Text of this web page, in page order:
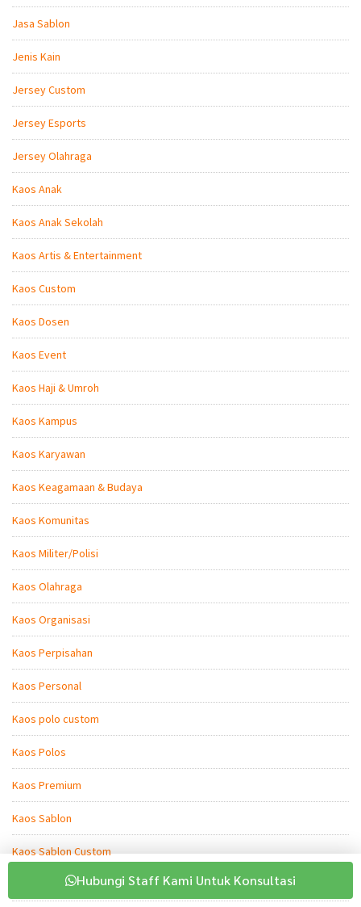
Jasa Sablon
Jenis Kain
Jersey Custom
Jersey Esports
Jersey Olahraga
Kaos Anak
Kaos Anak Sekolah
Kaos Artis & Entertainment
Kaos Custom
Kaos Dosen
Kaos Event
Kaos Haji & Umroh
Kaos Kampus
Kaos Karyawan
Kaos Keagamaan & Budaya
Kaos Komunitas
Kaos Militer/Polisi
Kaos Olahraga
Kaos Organisasi
Kaos Perpisahan
Kaos Personal
Kaos polo custom
Kaos Polos
Kaos Premium
Kaos Sablon
Kaos Sablon Custom
Kaos Sablon PerusahaanHubungi Staff Kami Untuk Konsultasi